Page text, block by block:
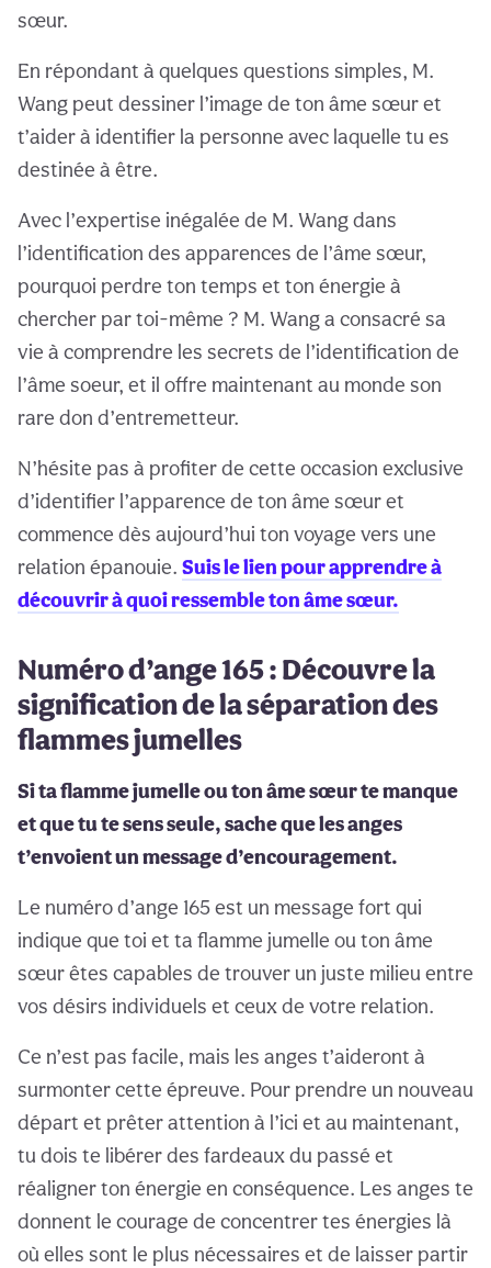
sœur.
En répondant à quelques questions simples, M.
Wang peut dessiner l’image de ton âme sœur et
t’aider à identifier la personne avec laquelle tu es
destinée à être.
Avec l’expertise inégalée de M. Wang dans
l’identification des apparences de l’âme sœur,
pourquoi perdre ton temps et ton énergie à
chercher par toi-même ? M. Wang a consacré sa
vie à comprendre les secrets de l’identification de
l’âme soeur, et il offre maintenant au monde son
rare don d’entremetteur.
N’hésite pas à profiter de cette occasion exclusive
d’identifier l’apparence de ton âme sœur et
commence dès aujourd’hui ton voyage vers une
relation épanouie. Suis le lien pour apprendre à
découvrir à quoi ressemble ton âme sœur.
Numéro d’ange 165 : Découvre la
signification de la séparation des
flammes jumelles
Si ta flamme jumelle ou ton âme sœur te manque
et que tu te sens seule, sache que les anges
t’envoient un message d’encouragement.
Le numéro d’ange 165 est un message fort qui
indique que toi et ta flamme jumelle ou ton âme
sœur êtes capables de trouver un juste milieu entre
vos désirs individuels et ceux de votre relation.
Ce n’est pas facile, mais les anges t’aideront à
surmonter cette épreuve. Pour prendre un nouveau
départ et prêter attention à l’ici et au maintenant,
tu dois te libérer des fardeaux du passé et
réaligner ton énergie en conséquence. Les anges te
donnent le courage de concentrer tes énergies là
où elles sont le plus nécessaires et de laisser partir